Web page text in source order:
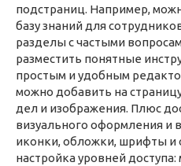
подстраниц. Например,
базу знаний для
разделы с частыми
разместить понятные
простым и удобным
можно добавить на
дел и изображения. Плюс
визуального оформления и
иконки, обложки, шрифты и
настройка уровней